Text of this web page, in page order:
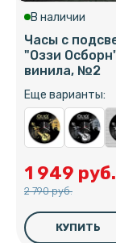
В наличии
Часы с
"Оззи
винила, №2
Еще варианты:
1 949 руб.
2 790 руб.
КУПИТЬ